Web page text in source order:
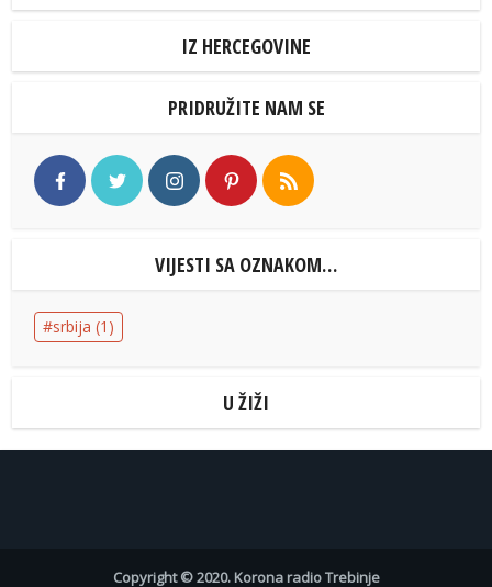
IZ HERCEGOVINE
PRIDRUŽITE NAM SE
VIJESTI SA OZNAKOM…
srbija (1)
U ŽIŽI
Copyright © 2020. Korona radio Trebinje